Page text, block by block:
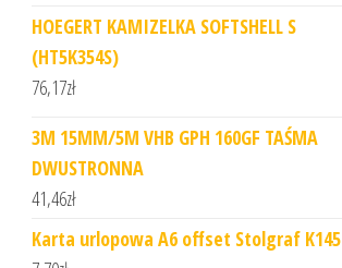
HOEGERT KAMIZELKA SOFTSHELL S
(HT5K354S)
76,17zł
3M 15MM/5M VHB GPH 160GF TAŚMA
DWUSTRONNA
41,46zł
Karta urlopowa A6 offset Stolgraf K145